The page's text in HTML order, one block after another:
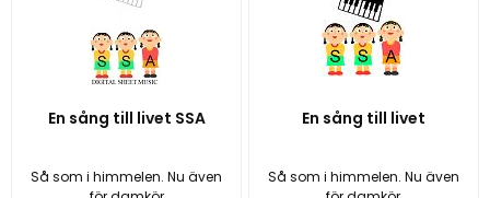
En sång till livet SSA
Så som i himmelen. Nu även
En sång till livet
Så som i himmelen. Nu även